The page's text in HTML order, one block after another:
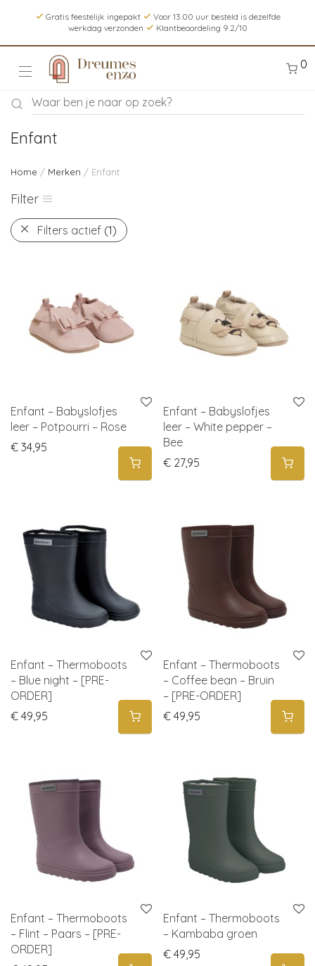
Gratis feestelijk ingepakt
Voor 13.00 uur besteld is dezelfde
werkdag verzonden
Klantbeoordeling 9.2/10
0
Enfant
Home / Merken / Enfant
Filter
Filters actief (1)
Enfant – Babyslofjes
leer – Potpourri – Rose
€ 34,95
Enfant – Babyslofjes
leer – White pepper –
Bee
€ 27,95
Enfant – Thermoboots
– Blue night – [PRE-
ORDER]
€ 49,95
Enfant – Thermoboots
– Coffee bean – Bruin
– [PRE-ORDER]
€ 49,95
Enfant – Thermoboots
– Flint – Paars – [PRE-
ORDER]
Enfant – Thermoboots
– Kambaba groen
€ 49,95